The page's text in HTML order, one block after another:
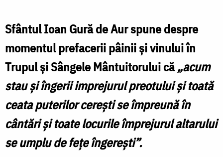
și
vinului
în
Trupul
Sângele
Mântuitorului
/
Sfântul Ioan Gură de Aur spune despre
momentul prefacerii pâinii și vinului în
Trupul și Sângele Mântuitorului că„acum
stau și îngerii imprejurul preotului și toată
ceata puterilor cerești se împreună în
cântări și toate locurile împrejurul altarului
se umplu de fețe îngerești”.